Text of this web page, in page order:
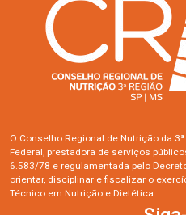
O Conselho Regional de Nutrição da
Federal, prestadora de serviços
6.583/78 e regulamentada pelo
orientar, disciplinar e fiscalizar o
Técnico em Nutrição e Dietética.